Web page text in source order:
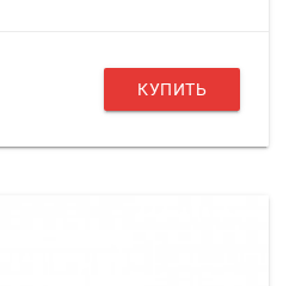
КУПИТЬ